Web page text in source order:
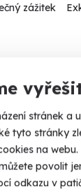
stránek a
tyto stránky
na
povolit
odkazu v
zážitek
3